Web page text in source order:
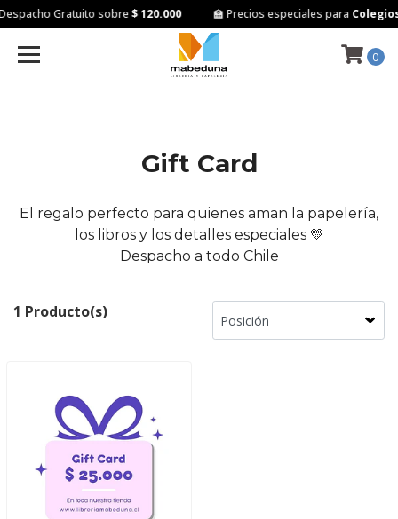
Gratuito sobre$ 120.000 🏫 Precios especiales para
0
Gift Card
El regalo perfecto para quienes aman la papelería,
los libros y los detalles especiales 💛
Despacho a todo Chile
1 Producto(s)